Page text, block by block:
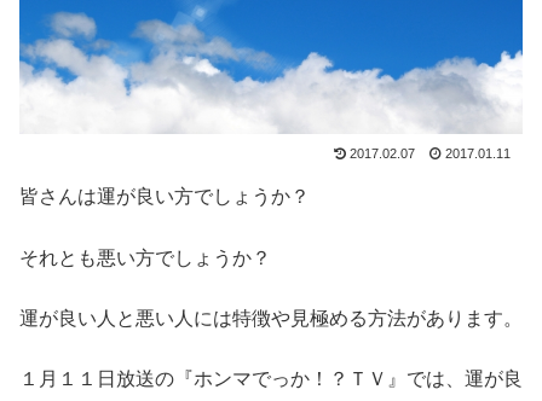
2017.02.07 2017.01.11
皆さんは運が良い方でしょうか？
それとも悪い方でしょうか？
運が良い人と悪い人には特徴や見極める方法があります。
１月１１日放送の『ホンマでっか！？ＴＶ』では、運が良